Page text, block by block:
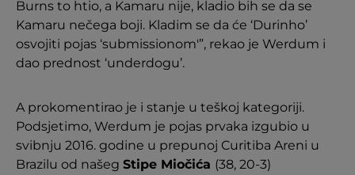
Burns to htio, a Kamaru nije, kladio bih se da se
Kamaru nečega boji. Kladim se da će ‘Durinho’
osvojiti pojas ‘submissionom'”, rekao je Werdum i
dao prednost ‘underdogu’.
A prokomentirao je i stanje u teškoj kategoriji.
Podsjetimo, Werdum je pojas prvaka izgubio u
svibnju 2016. godine u prepunoj Curitiba Areni u
Brazilu od našeg Stipe Miočića (38, 20-3)